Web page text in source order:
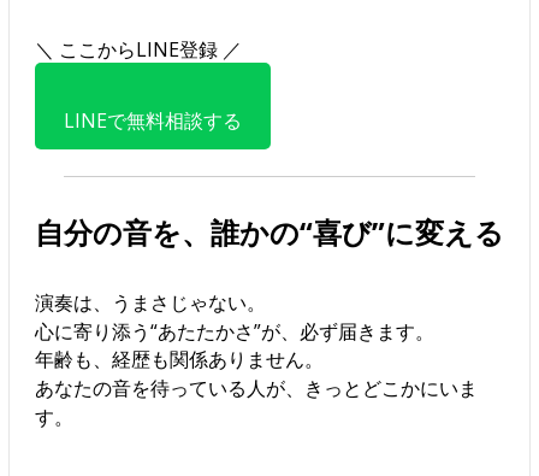
＼ ここからLINE登録 ／
LINEで無料相談する
自分の音を、誰かの“喜び”に変える
演奏は、うまさじゃない。
心に寄り添う“あたたかさ”が、必ず届きます。
年齢も、経歴も関係ありません。
あなたの音を待っている人が、きっとどこかにいま
す。